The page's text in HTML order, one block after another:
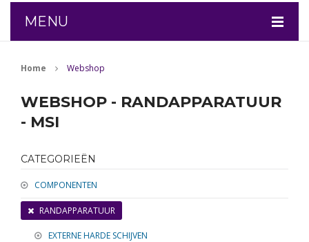
MENU
Home Webshop
WEBSHOP - RANDAPPARATUUR
- MSI
CATEGORIEËN
COMPONENTEN
RANDAPPARATUUR
EXTERNE HARDE SCHIJVEN